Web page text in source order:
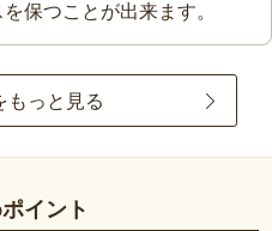
保つことが出来ます。
もっと見る
イント